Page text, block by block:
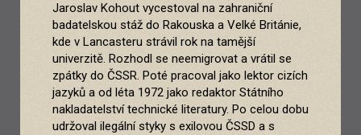
Jaroslav Kohout vycestoval na zahraniční
badatelskou stáž do Rakouska a Velké Británie,
kde v Lancasteru strávil rok na tamější
univerzitě. Rozhodl se neemigrovat a vrátil se
zpátky do ČSSR. Poté pracoval jako lektor cizích
jazyků a od léta 1972 jako redaktor Státního
nakladatelství technické literatury. Po celou dobu
udržoval ilegální styky s exilovou ČSSD a s